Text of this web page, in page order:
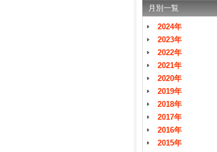
月別一覧
2024年
2023年
2022年
2021年
2020年
2019年
2018年
2017年
2016年
2015年